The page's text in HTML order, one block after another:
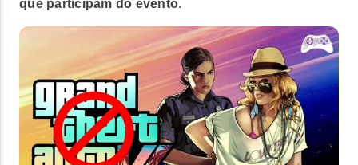
que participam do evento.